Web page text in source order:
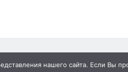
нашего сайта. Если Вы